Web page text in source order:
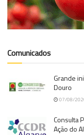
Comunicados
Grande
Douro
07/08/
Consulta
Ação do